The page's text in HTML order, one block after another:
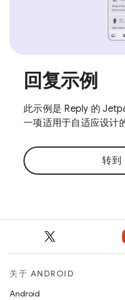
回复示例
此示例是 Reply 的
一项适用于自适应设计
转到
关于 ANDROID
Android